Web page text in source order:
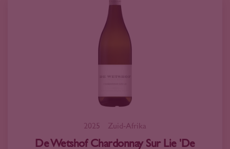
2025 Zuid-Afrika
De Wetshof Chardonnay Sur Lie 'De